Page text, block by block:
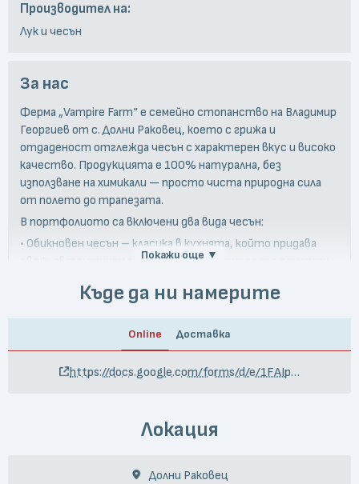
Производител на:
Лук и чесън
За нас
Ферма „Vampire Farm“ е семейно стопанство на Владимир
Георгиев от с. Долни Раковец, което с грижа и
отдаденост отглежда чесън с характерен вкус и високо
качество. Продукцията е 100% натурална, без
използване на химикали — просто чиста природна сила
от полето до трапезата.
В портфолиото са включени два вида чесън:
• Обикновен чесън – класика в кухнята, който придава
свеж, автентичен аромат на традиционните рецепти.
• Черен чесън – деликатен, с карамелено-сладък профил и
силни антиоксидантни свойства, подходящ за гурме
Продуктите от Vampire Farm не само обогатяват вкуса,
своите поддържащи имунитета и общото
автентичност, превръщайки собствената си
Покажи още ▼
Къде да ни намерите
Online Доставка
https://docs.google.com/forms/d/e/1FAIpQLSeh8NnreNgm7M75woMJqq5A_RS4c9mVNFNAqlyLOcUQxTxcag/viewform
Локация
Долни Раковец